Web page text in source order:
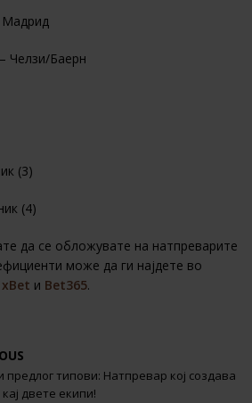
Мадрид
Челзи/Баерн
(3)
(4)
да се обложувате на натпреварите
може да ги најдете во
и Bet365.
предлог типови: Натпревар кој создава
двете екипи!